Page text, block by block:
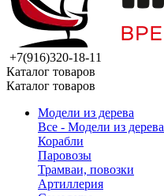
+7(916)320-18-11
Каталог товаров
Каталог товаров
Модели из дерева
Все - Модели из дерева
Корабли
Паровозы
Трамваи, повозки
Артиллерия